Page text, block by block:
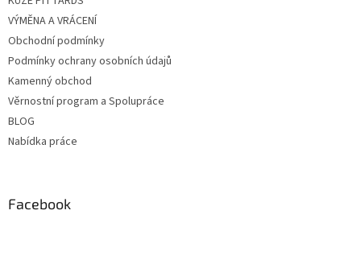
VÝMĚNA A VRÁCENÍ
Obchodní podmínky
Podmínky ochrany osobních údajů
Kamenný obchod
Věrnostní program a Spolupráce
BLOG
Nabídka práce
Facebook